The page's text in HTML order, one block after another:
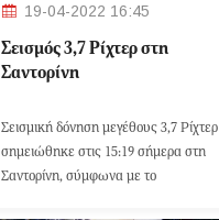
19-04-2022 16:45
Σεισμός 3,7 Ρίχτερ στη
Σαντορίνη
Σεισμική δόνηση μεγέθους 3,7 Ρίχτερ
σημειώθηκε στις 15:19 σήμερα στη
Σαντορίνη, σύμφωνα με το